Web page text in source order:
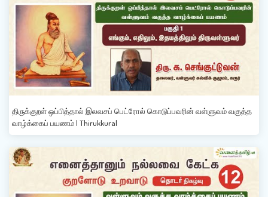
திருக்குறள் ஒப்பித்தால் இலவசப் பெட்ரோல் கொடுப்பவரின் வள்ளுவம் வகுத்த
வாழ்க்கைப் பயணம் | Thirukkural